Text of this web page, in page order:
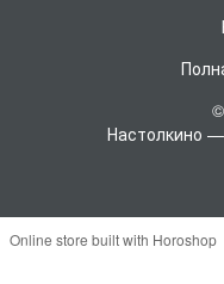
Настолкино
Online store built with Horoshop